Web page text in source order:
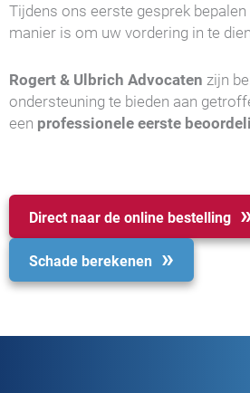
Tijdens ons eerste gesprek
manier is om uw vordering in te
Rogert & Ulbrich Advocaten zijn
ondersteuning te bieden aan
een professionele eerste
Direct naar de online bestelling
Schade berekenen